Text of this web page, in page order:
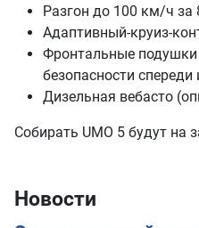
Разгон до 100 км/ч за
Адаптивный-круиз-
Фронтальные подушки
безопасности спереди
Дизельная вебасто
Собирать UMO 5 будут на
Новости